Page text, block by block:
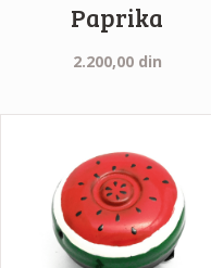
Paprika
2.200,00 din